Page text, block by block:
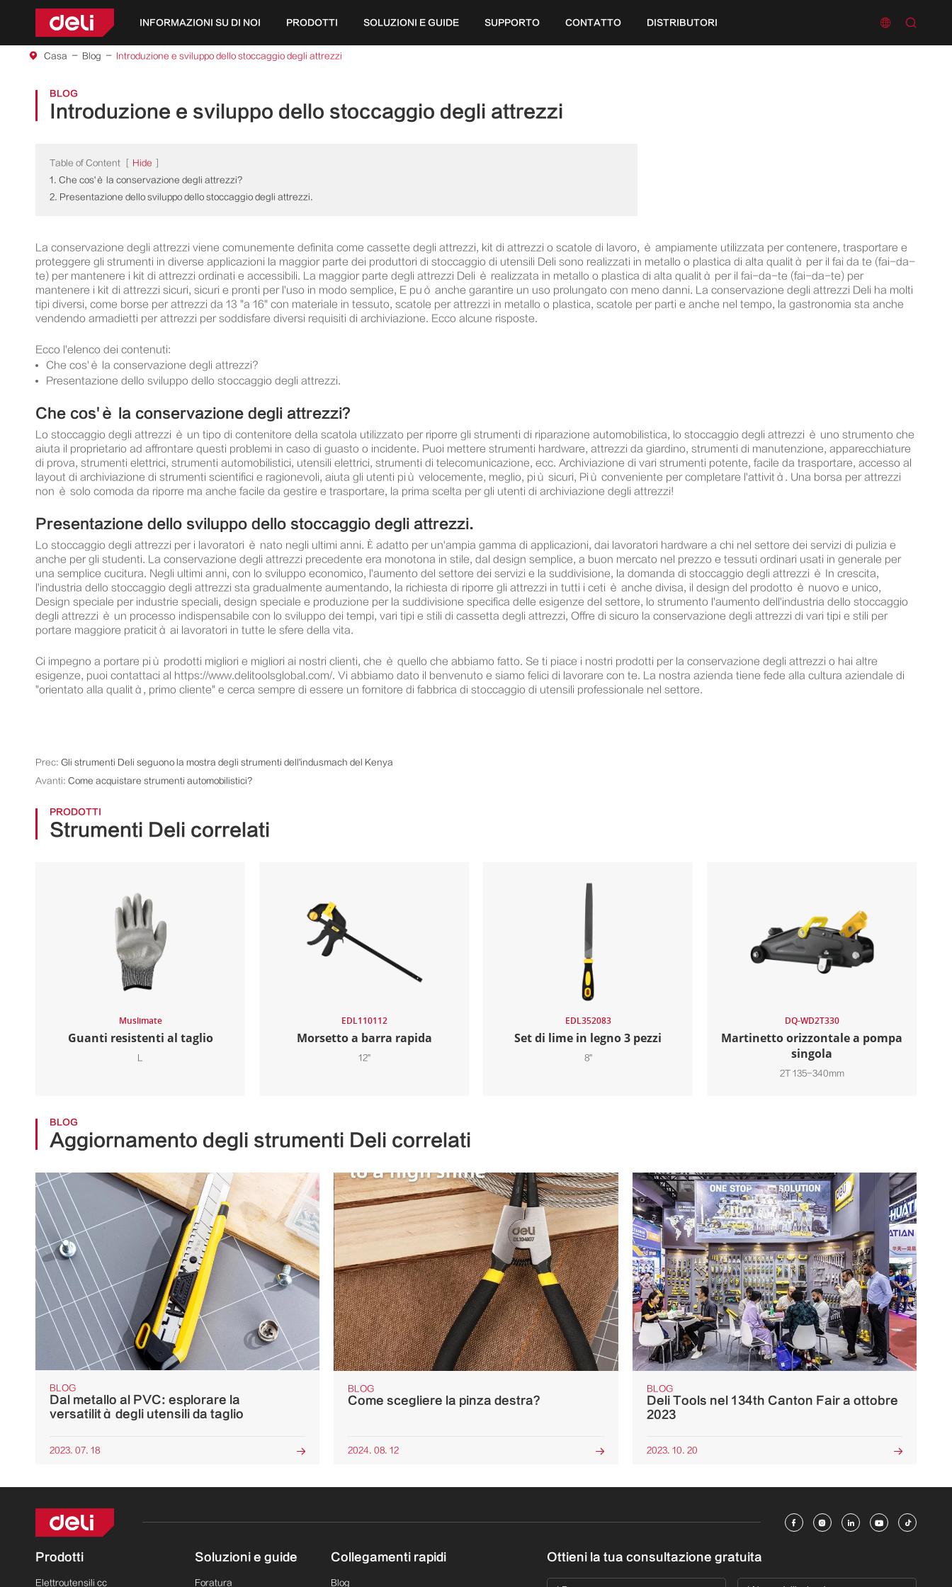
INFORMAZIONI SU DI NOI PRODOTTI SOLUZIONI E GUIDE SUPPORTO CONTATTO DISTRIBUTORI  
Casa Blog Introduzione e sviluppo dello stoccaggio degli attrezzi
BLOG
Introduzione e sviluppo dello stoccaggio degli attrezzi
Table of Content Hide
1. Che cos'è la conservazione degli attrezzi?
2. Presentazione dello sviluppo dello stoccaggio degli attrezzi.
La conservazione degli attrezzi viene comunemente definita come cassette degli attrezzi, kit di attrezzi o scatole di lavoro, è ampiamente utilizzata per contenere, trasportare e
proteggere gli strumenti in diverse applicazioni la maggior parte dei produttori di stoccaggio di utensili Deli sono realizzati in metallo o plastica di alta qualità per il fai da te (fai-da-
te) per mantenere i kit di attrezzi ordinati e accessibili. La maggior parte degli attrezzi Deli è realizzata in metallo o plastica di alta qualità per il fai-da-te (fai-da-te) per
mantenere i kit di attrezzi sicuri, sicuri e pronti per l'uso in modo semplice, E può anche garantire un uso prolungato con meno danni. La conservazione degli attrezzi Deli ha molti
tipi diversi, come borse per attrezzi da 13 "a 16" con materiale in tessuto, scatole per attrezzi in metallo o plastica, scatole per parti e anche nel tempo, la gastronomia sta anche
vendendo armadietti per attrezzi per soddisfare diversi requisiti di archiviazione. Ecco alcune risposte.
Ecco l'elenco dei contenuti:
Che cos'è la conservazione degli attrezzi?
Presentazione dello sviluppo dello stoccaggio degli attrezzi.
Che cos'è la conservazione degli attrezzi?
Lo stoccaggio degli attrezzi è un tipo di contenitore della scatola utilizzato per riporre gli strumenti di riparazione automobilistica, lo stoccaggio degli attrezzi è uno strumento che
aiuta il proprietario ad affrontare questi problemi in caso di guasto o incidente. Puoi mettere strumenti hardware, attrezzi da giardino, strumenti di manutenzione, apparecchiature
di prova, strumenti elettrici, strumenti automobilistici, utensili elettrici, strumenti di telecomunicazione, ecc. Archiviazione di vari strumenti potente, facile da trasportare, accesso al
layout di archiviazione di strumenti scientifici e ragionevoli, aiuta gli utenti più velocemente, meglio, più sicuri, Più conveniente per completare l'attività. Una borsa per attrezzi
non è solo comoda da riporre ma anche facile da gestire e trasportare, la prima scelta per gli utenti di archiviazione degli attrezzi!
Presentazione dello sviluppo dello stoccaggio degli attrezzi.
Lo stoccaggio degli attrezzi per i lavoratori è nato negli ultimi anni. È adatto per un'ampia gamma di applicazioni, dai lavoratori hardware a chi nel settore dei servizi di pulizia e
anche per gli studenti. La conservazione degli attrezzi precedente era monotona in stile, dal design semplice, a buon mercato nel prezzo e tessuti ordinari usati in generale per
una semplice cucitura. Negli ultimi anni, con lo sviluppo economico, l'aumento del settore dei servizi e la suddivisione, la domanda di stoccaggio degli attrezzi è In crescita,
l'industria dello stoccaggio degli attrezzi sta gradualmente aumentando, la richiesta di riporre gli attrezzi in tutti i ceti è anche divisa, il design del prodotto è nuovo e unico,
Design speciale per industrie speciali, design speciale e produzione per la suddivisione specifica delle esigenze del settore, lo strumento l'aumento dell'industria dello stoccaggio
degli attrezzi è un processo indispensabile con lo sviluppo dei tempi, vari tipi e stili di cassetta degli attrezzi, Offre di sicuro la conservazione degli attrezzi di vari tipi e stili per
portare maggiore praticità ai lavoratori in tutte le sfere della vita.
Ci impegno a portare più prodotti migliori e migliori ai nostri clienti, che è quello che abbiamo fatto. Se ti piace i nostri prodotti per la conservazione degli attrezzi o hai altre
esigenze, puoi contattaci al https://www.delitoolsglobal.com/. Vi abbiamo dato il benvenuto e siamo felici di lavorare con te. La nostra azienda tiene fede alla cultura aziendale di
"orientato alla qualità, primo cliente" e cerca sempre di essere un fornitore di fabbrica di stoccaggio di utensili professionale nel settore.
Prec: Gli strumenti Deli seguono la mostra degli strumenti dell'indusmach del Kenya
Avanti: Come acquistare strumenti automobilistici?
PRODOTTI
Strumenti Deli correlati
Muslimate
Guanti resistenti al taglio
L
EDL110112
Morsetto a barra rapida
12"
EDL352083
Set di lime in legno 3 pezzi
8"
DQ-WD2T330
Martinetto orizzontale a pompa
singola
2T 135-340mm
BLOG
Aggiornamento degli strumenti Deli correlati
BLOG
Dal metallo al PVC: esplorare la
versatilità degli utensili da taglio
2023. 07. 18 
BLOG
Come scegliere la pinza destra?
2024. 08. 12 
BLOG
Deli Tools nel 134th Canton Fair a ottobre
2023
2023. 10. 20 
    
Prodotti
Elettroutensili cc
Soluzioni e guide
Foratura
Collegamenti rapidi
Blog
Ottieni la tua consultazione gratuita